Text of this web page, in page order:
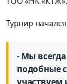
Турнир
- Мы
подобные